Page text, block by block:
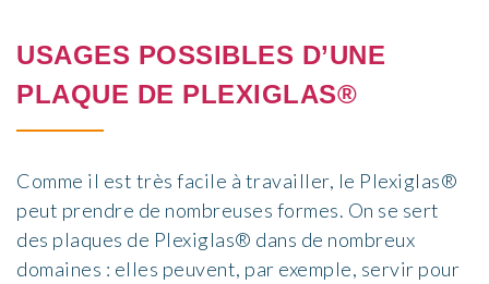
USAGES POSSIBLES D’UNE
PLAQUE DE PLEXIGLAS®
Comme il est très facile à travailler, le Plexiglas®
peut prendre de nombreuses formes. On se sert
des plaques de Plexiglas® dans de nombreux
domaines : elles peuvent, par exemple, servir pour